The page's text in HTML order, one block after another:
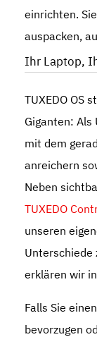
einrichten.
auspacken,
Ihr Laptop,
TUXEDO OS
Giganten:
mit dem
anreichern
Neben
TUXEDO
unseren
Unterschiede
erklären wir
Falls Sie
bevorzugen